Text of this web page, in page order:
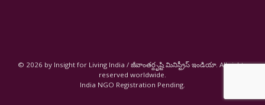
© 2026 by Insight for Living India / జీవాంతర్దృష్టి మినిస్ట్రీస్ ఇండియా. All rights
reserved worldwide.
India NGO Registration Pending.